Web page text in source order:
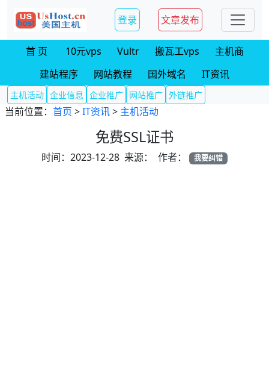
登录 文章发布
首 页 10元vps Vultr 搬瓦工vps
主机商
建站程序
网站教程 国外域名 IT资讯
主机活动 企业信息 企业推广 网站推广 外链推广
当前位置： 首页 >IT资讯> 主机活动
免费SSL证书
时间：2023-12-28 来源： 作者： 我要纠错